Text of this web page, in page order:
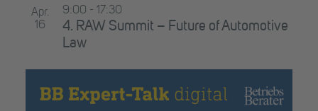
Apr.
16
4. RAW Summit – Future of Automotive
Law
9:00 - 17:30